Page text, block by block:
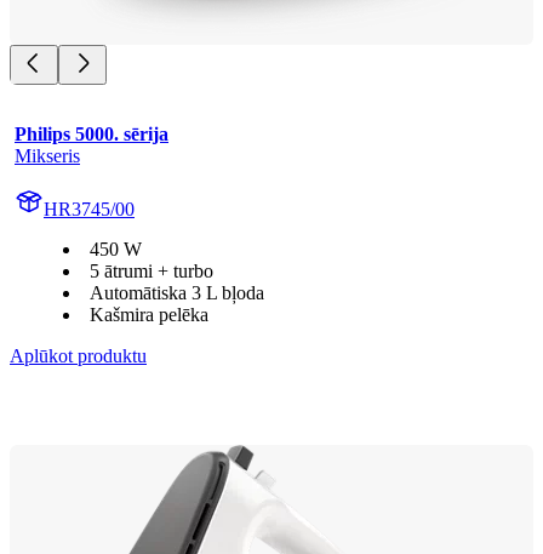
Philips 5000. sērija
Mikseris
HR3745/00
450 W
5 ātrumi + turbo
Automātiska 3 L bļoda
Kašmira pelēka
Aplūkot produktu